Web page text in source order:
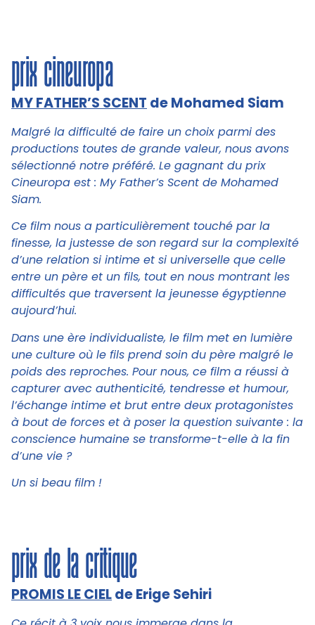
prix cineuropa
MY FATHER’S SCENT de Mohamed Siam
Malgré la difficulté de faire un choix parmi des
productions toutes de grande valeur, nous avons
sélectionné notre préféré. Le gagnant du prix
Cineuropa est : My Father’s Scent de Mohamed
Siam.
Ce film nous a particulièrement touché par la
finesse, la justesse de son regard sur la complexité
d’une relation si intime et si universelle que celle
entre un père et un fils, tout en nous montrant les
difficultés que traversent la jeunesse égyptienne
aujourd’hui.
Dans une ère individualiste, le film met en lumière
une culture où le fils prend soin du père malgré le
poids des reproches. Pour nous, ce film a réussi à
capturer avec authenticité, tendresse et humour,
l’échange intime et brut entre deux protagonistes
à bout de forces et à poser la question suivante : la
conscience humaine se transforme-t-elle à la fin
d’une vie ?
Un si beau film !
prix de la critique
PROMIS LE CIELde Erige Sehiri